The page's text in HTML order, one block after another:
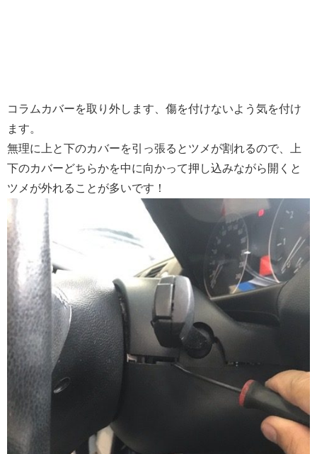
コラムカバーを取り外します、傷を付けないよう気を付け
ます。
無理に上と下のカバーを引っ張るとツメが割れるので、上
下のカバーどちらかを中に向かって押し込みながら開くと
ツメが外れることが多いです！